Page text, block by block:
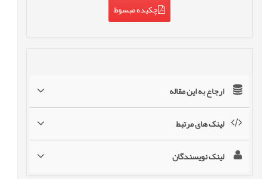
چکیده مبسوط
ارجاع به این مقاله
لینک های مرتبط
لینک نویسندگان